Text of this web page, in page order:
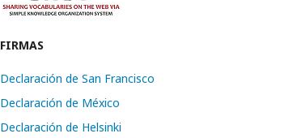
FIRMAS
Declaración de San Francisco
Declaración de México
Declaración de Helsinki